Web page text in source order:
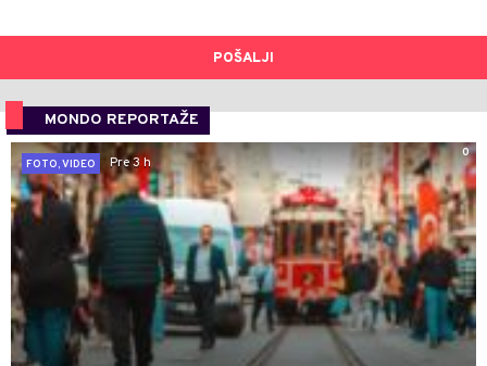
POŠALJI
MONDO REPORTAŽE
0
FOTO, VIDEO
Pre 3 h